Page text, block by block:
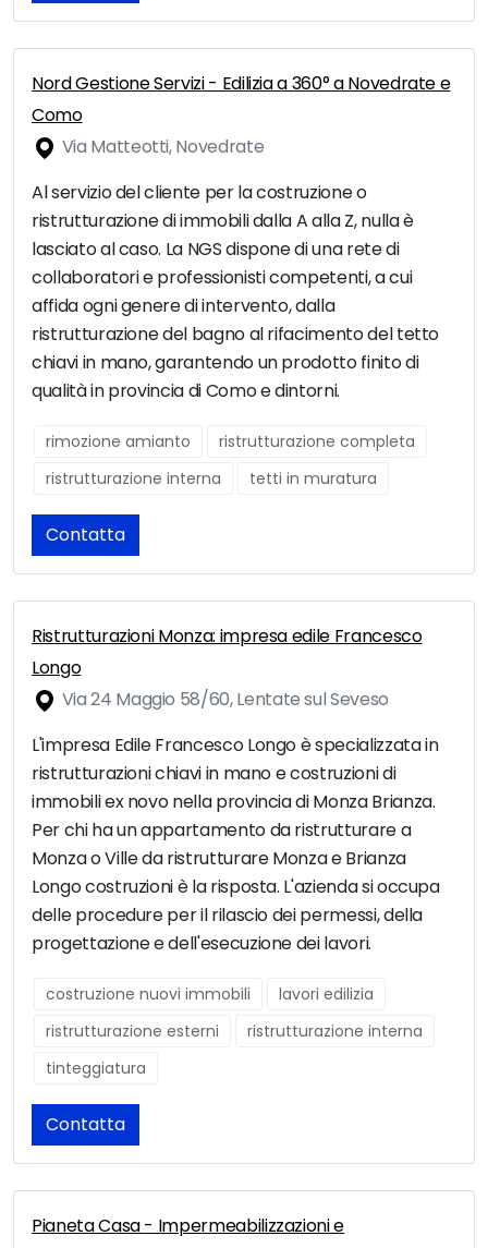
Nord Gestione Servizi - Edilizia a 360° a Novedrate e
Como
Via Matteotti, Novedrate
Al servizio del cliente per la costruzione o
ristrutturazione di immobili dalla A alla Z, nulla è
lasciato al caso. La NGS dispone di una rete di
collaboratori e professionisti competenti, a cui
affida ogni genere di intervento, dalla
ristrutturazione del bagno al rifacimento del tetto
chiavi in mano, garantendo un prodotto finito di
qualità in provincia di Como e dintorni.
rimozione amianto
ristrutturazione completa
ristrutturazione interna
tetti in muratura
Contatta
Ristrutturazioni Monza: impresa edile Francesco
Longo
Via 24 Maggio 58/60, Lentate sul Seveso
L'impresa Edile Francesco Longo è specializzata in
ristrutturazioni chiavi in mano e costruzioni di
immobili ex novo nella provincia di Monza Brianza.
Per chi ha un appartamento da ristrutturare a
Monza o Ville da ristrutturare Monza e Brianza
Longo costruzioni è la risposta. L'azienda si occupa
delle procedure per il rilascio dei permessi, della
progettazione e dell'esecuzione dei lavori.
costruzione nuovi immobili
lavori edilizia
ristrutturazione esterni
ristrutturazione interna
tinteggiatura
Contatta
Pianeta Casa - Impermeabilizzazioni e